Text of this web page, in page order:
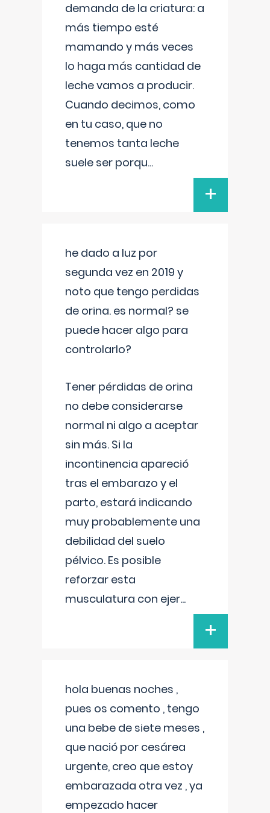
demanda de la criatura: a
más tiempo esté
mamando y más veces
lo haga más cantidad de
leche vamos a producir.
Cuando decimos, como
en tu caso, que no
tenemos tanta leche
suele ser porqu...
+
he dado a luz por
segunda vez en 2019 y
noto que tengo perdidas
de orina. es normal? se
puede hacer algo para
controlarlo?
Tener pérdidas de orina
no debe considerarse
normal ni algo a aceptar
sin más. Si la
incontinencia apareció
tras el embarazo y el
parto, estará indicando
muy probablemente una
debilidad del suelo
pélvico. Es posible
reforzar esta
musculatura con ejer...
+
hola buenas noches ,
pues os comento , tengo
una bebe de siete meses ,
que nació por cesárea
urgente, creo que estoy
embarazada otra vez , ya
empezado hacer